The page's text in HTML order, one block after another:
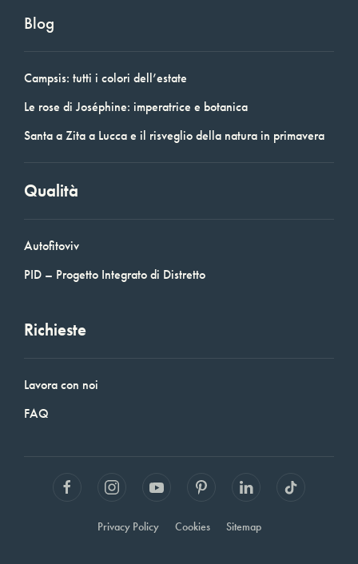
Blog
Campsis: tutti i colori dell’estate
Le rose di Joséphine: imperatrice e botanica
Santa a Zita a Lucca e il risveglio della natura in primavera
Qualità
Autofitoviv
PID – Progetto Integrato di Distretto
Richieste
Lavora con noi
FAQ
Privacy Policy Cookies Sitemap